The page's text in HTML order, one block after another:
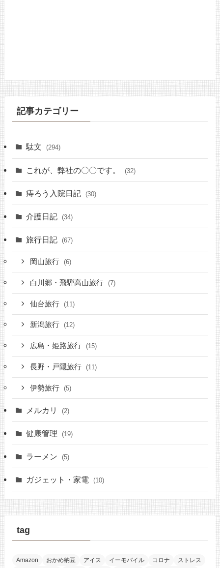
記事カテゴリー
駄文 (294)
これが、弊社の〇〇です。 (32)
痔ろう入院日記 (30)
介護日記 (34)
旅行日記 (67)
岡山旅行 (6)
白川郷・飛騨高山旅行 (7)
仙台旅行 (11)
新潟旅行 (12)
広島・姫路旅行 (15)
長野・戸隠旅行 (11)
伊勢旅行 (5)
メルカリ (2)
健康管理 (19)
ラーメン (5)
ガジェット・家電 (10)
tag
Amazon おかめ納豆 アイス イーモバイル コロナ
ストレス